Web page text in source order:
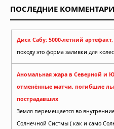
ПОСЛЕДНИЕ
Диск Сабу: 5000-летний
походу это форма заливки для
Аномальная жара в Северной и
отменённые матчи, погибшие
пострадавших
Земля перемещается во
Солнечной Систмы ( как и само